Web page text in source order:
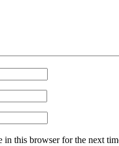
in this browser for the next